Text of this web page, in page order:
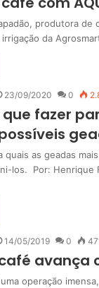
produtora de
da
23/09/2020 0
fazer
quais as geadas
los. Por: Henrique
14/05/2019 0
avança
operação